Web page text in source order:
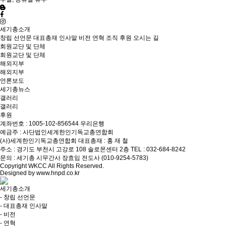
세기총소개
창립 선언문 대표총재 인사말 비전 연혁 조직 후원 오시는 길
회원교단 및 단체
회원교단 및 단체
해외지부
해외지부
언론보도
세기총뉴스
갤러리
갤러리
후원
계좌번호 : 1005-102-856544 우리은행
예금주 : 사단법인세계한인기독교총연합회
(사)세계한인기독교총연합회 대표총재 : 홍 재 철
주소 : 경기도 부천시 고강로 108 솔로몬센터 2층 TEL : 032-684-8242
문의 : 세기총 시무간사 장효임 전도사 (010-9254-5783)
Copyright WKCC All Rights Reserved.
Designed by www.hnpd.co.kr
세기총소개
- 창립 선언문
- 대표총재 인사말
- 비전
- 연혁